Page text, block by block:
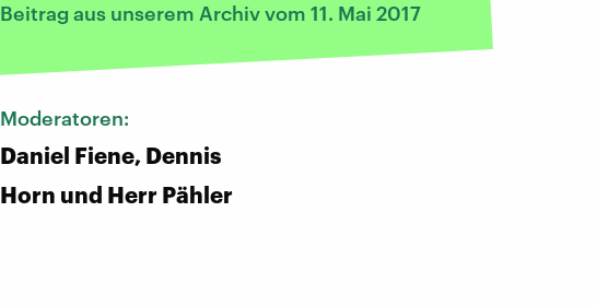
Beitrag aus unserem Archiv vom 11. Mai 2017
Moderatoren:
Daniel Fiene, Dennis
Horn und Herr Pähler